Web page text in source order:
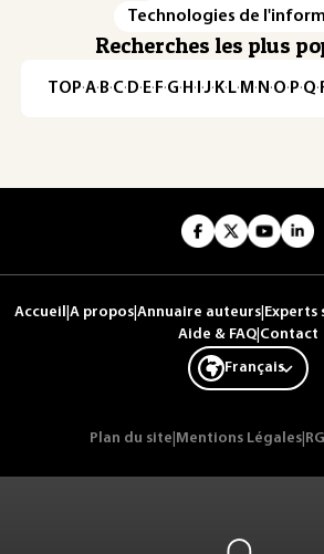
Technologies de
Recherches les plus
TOP·A·B·C· D· E· F·G· H · ·J· K· L· M · N ·O· P·Q·
Accueil A propos Annuaire auteurs Experts
Aide & FAQ| Contact
Français
Plan du site Mentions Légales